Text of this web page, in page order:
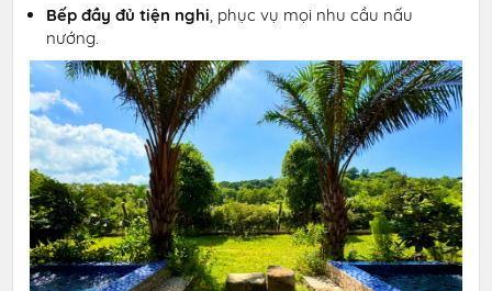
Bếp đầy đủ tiện nghi, phục vụ mọi nhu cầu nấu
nướng.